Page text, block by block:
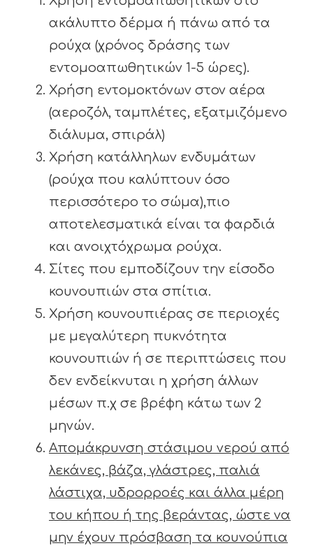
ακάλυπτο δέρμα ή πάνω από τα
ρούχα (χρόνος δράσης των
εντομοαπωθητικών 1-5 ώρες).
Χρήση εντομοκτόνων στον αέρα
(αεροζόλ, ταμπλέτες, εξατμιζόμενο
διάλυμα, σπιράλ)
Χρήση κατάλληλων ενδυμάτων
(ρούχα που καλύπτουν όσο
περισσότερο το σώμα),πιο
αποτελεσματικά είναι τα φαρδιά
και ανοιχτόχρωμα ρούχα.
Σίτες που εμποδίζουν την είσοδο
κουνουπιών στα σπίτια.
Χρήση κουνουπιέρας σε περιοχές
με μεγαλύτερη πυκνότητα
κουνουπιών ή σε περιπτώσεις που
δεν ενδείκνυται η χρήση άλλων
μέσων π.χ σε βρέφη κάτω των 2
μηνών.
Απομάκρυνση στάσιμου νερού από
λεκάνες, βάζα, γλάστρες, παλιά
λάστιχα, υδρορροές και άλλα μέρη
του κήπου ή της βεράντας, ώστε να
μην έχουν πρόσβαση τα κουνούπια